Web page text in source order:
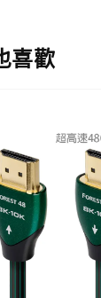
喜歡